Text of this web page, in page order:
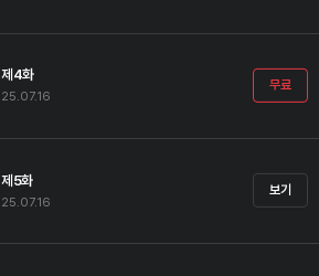
제4화
25.07.16
무료
제5화
25.07.16
보기